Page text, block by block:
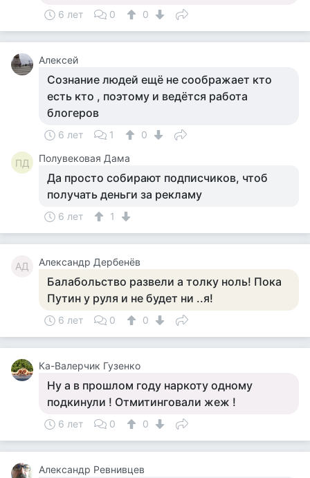
6 лет 0 0
Алексей
Сознание людей ещё не соображает кто
есть кто , поэтому и ведётся работа
блогеров
6 лет 1 0
ПД Полувековая Дама
Да просто собирают подписчиков, чтоб
получать деньги за рекламу
6 лет 1
АД Александр Дербенёв
Балабольство развели а толку ноль! Пока
Путин у руля и не будет ни ..я!
6 лет 0 0
Ка-Валерчик Гузенко
Ну а в прошлом году наркоту одному
подкинули ! Отмитинговали жеж !
6 лет 0 0
Александр Ревнивцев